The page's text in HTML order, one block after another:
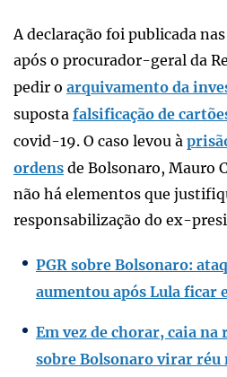
A declaração foi publicada
após o procurador-geral da
pedir o arquivamento da
suposta falsificação de
covid-19. O caso levou à
ordens de Bolsonaro, Mauro
não há elementos que
responsabilização do ex-
PGR sobre Bolsonaro:
aumentou após Lula ficar
Em vez de chorar, caia na
sobre Bolsonaro virar réu